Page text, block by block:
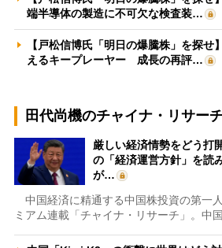
端半導体の製造に不可欠な検査装…
【戸松信博氏「明日の爆騰株」を探
えるキープレーヤー 成長の再評…
田代尚機のチャイナ・リサー
厳しい経済情勢をどう打
の「経済運営方針」を
が…
中国経済に精通する中国株投資の第一
ミアム連載「チャイナ・リサーチ」。中